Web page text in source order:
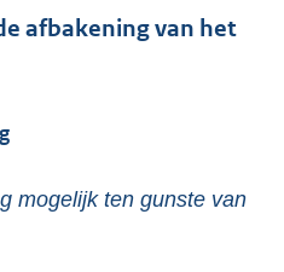
afbakening van het
mogelijk ten gunste van